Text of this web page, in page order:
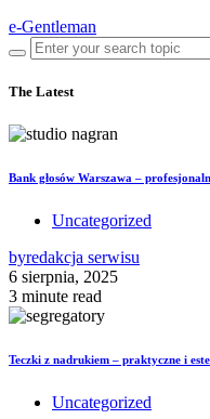
e-Gentleman
The Latest
Bank głosów Warszawa –
Uncategorized
byredakcja serwisu
6 sierpnia, 2025
3 minute read
Teczki z nadrukiem – praktyczne i
Uncategorized